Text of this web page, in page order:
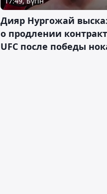
Дияр Нургожай
о продлении
UFC после победы